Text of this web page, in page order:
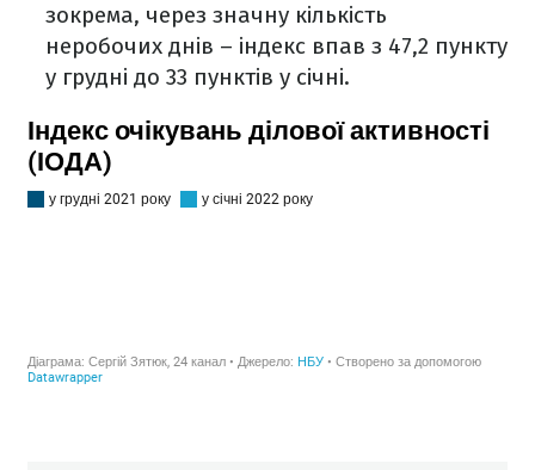
зокрема, через значну кількість
неробочих днів – індекс впав з 47,2 пункту
у грудні до 33 пунктів у січні.